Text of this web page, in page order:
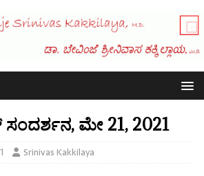
ಸಂದರ್ಶನ, ಮೇ 21, 2021
Srinivas Kakkilaya